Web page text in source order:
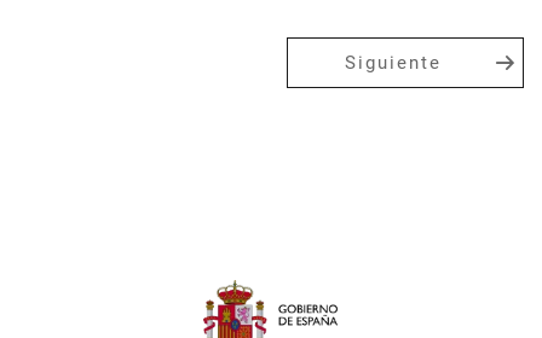
Siguiente